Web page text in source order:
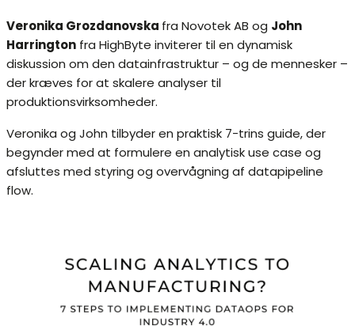
Veronika Grozdanovska fra Novotek AB og John
Harrington fra HighByte inviterer til en dynamisk
diskussion om den datainfrastruktur – og de mennesker –
der kræves for at skalere analyser til
produktionsvirksomheder.
Veronika og John tilbyder en praktisk 7-trins guide, der
begynder med at formulere en analytisk use case og
afsluttes med styring og overvågning af datapipeline
flow.